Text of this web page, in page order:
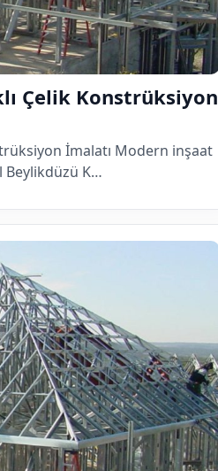
Çelik Konstrüksiyon
İmalatı Modern inşaat
K…